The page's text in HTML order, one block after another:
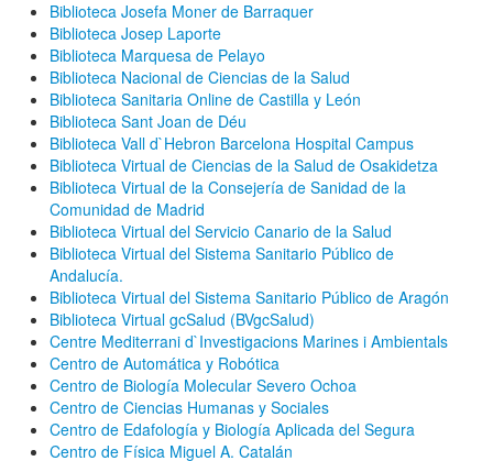
Biblioteca Josefa Moner de Barraquer
Biblioteca Josep Laporte
Biblioteca Marquesa de Pelayo
Biblioteca Nacional de Ciencias de la Salud
Biblioteca Sanitaria Online de Castilla y León
Biblioteca Sant Joan de Déu
Biblioteca Vall d`Hebron Barcelona Hospital Campus
Biblioteca Virtual de Ciencias de la Salud de Osakidetza
Biblioteca Virtual de la Consejería de Sanidad de la
Comunidad de Madrid
Biblioteca Virtual del Servicio Canario de la Salud
Biblioteca Virtual del Sistema Sanitario Público de
Andalucía.
Biblioteca Virtual del Sistema Sanitario Público de Aragón
Biblioteca Virtual gcSalud (BVgcSalud)
Centre Mediterrani d`Investigacions Marines i Ambientals
Centro de Automática y Robótica
Centro de Biología Molecular Severo Ochoa
Centro de Ciencias Humanas y Sociales
Centro de Edafología y Biología Aplicada del Segura
Centro de Física Miguel A. Catalán